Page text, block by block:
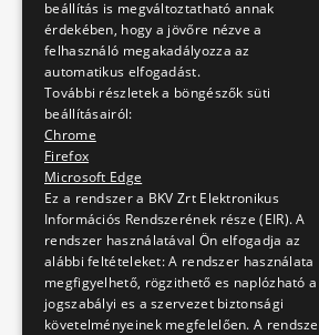
Nyomtatási és
Belszolgálati
Szélvédőmosó
62, 69-es
beállítás is megváltoztatható annak
érdekében, hogy a jövőre nézve a
felhasználó megakadályozza az
automatikus elfogadást.
További részletek a böngészők süti
beállításairól:
Chrome
Firefox
Microsoft Edge
Ez a rendszer a BKV Zrt Elektronikus
Információs Rendszerének része (EIR). A
rendszer használatával Ön elfogadja az
alábbi feltételeket: A rendszer használata
megfigyelhető, rögzithető es naplózható a
jogszabályi es a szervezet biztonsági
követelményeinek megfelelően. A